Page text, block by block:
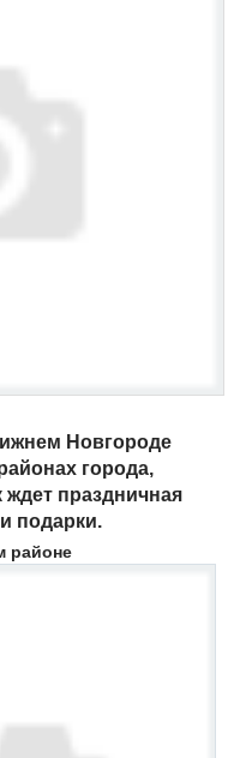
Новгороде
города,
ждет праздничная
подарки.
районе